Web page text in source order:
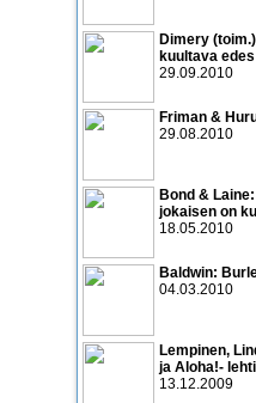
Dimery
kuultava
29.09.2010
Friman &
29.08.2010
Bond &
jokaisen on
18.05.2010
Baldwin:
04.03.2010
Lempinen,
ja Aloha!-
13.12.2009